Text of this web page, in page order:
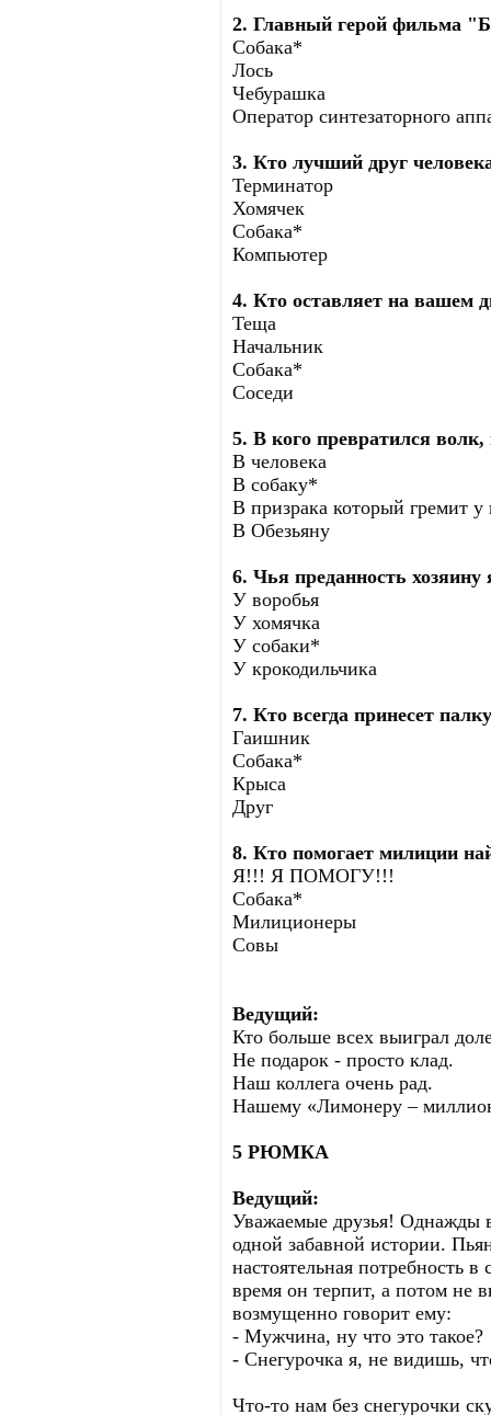
2. Главный герой фильма
Собака*
Лось
Чебурашка
Оператор синтезаторного
3. Кто лучший друг
Терминатор
Хомячек
Собака*
Компьютер
4. Кто оставляет на вашем
Теща
Начальник
Собака*
Соседи
5. В кого превратился волк,
В человека
В собаку*
В призрака который гремит у
В Обезьяну
6. Чья преданность
У воробья
У хомячка
У собаки*
У крокодильчика
7. Кто всегда принесет
Гаишник
Собака*
Крыса
Друг
8. Кто помогает милиции
Я!!! Я ПОМОГУ!!!
Собака*
Милиционеры
Совы
Ведущий:
Кто больше всех выиграл
Не подарок - просто клад.
Наш коллега очень рад.
Нашему «Лимонеру –
5 РЮМКА
Ведущий:
Уважаемые друзья! Однажды
одной забавной истории.
настоятельная потребность
время он терпит, а потом не
возмущенно говорит ему:
- Мужчина, ну что это такое?
- Снегурочка я, не видишь,
Что-то нам без снегурочки